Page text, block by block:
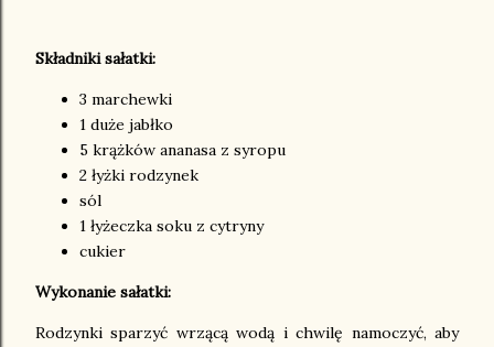
Składniki sałatki:
3 marchewki
1 duże jabłko
5 krążków ananasa z syropu
2 łyżki rodzynek
sól
1 łyżeczka soku z cytryny
cukier
Wykonanie sałatki:
Rodzynki sparzyć wrzącą wodą i chwilę namoczyć, aby